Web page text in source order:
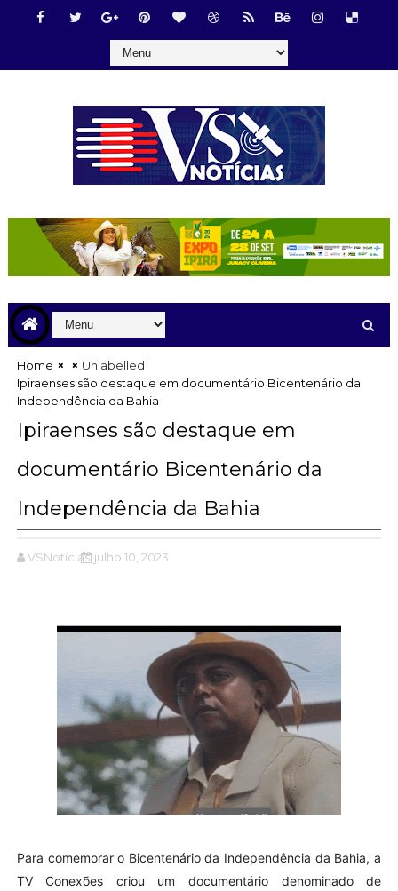
Home
Unlabelled
Ipiraenses são destaque em documentário Bicentenário da
Independência da Bahia
Ipiraenses são destaque em
documentário Bicentenário da
Independência da Bahia
VSNotícias julho 10, 2023
Para comemorar o Bicentenário da Independência da Bahia, a
TV Conexões criou um documentário denominado de